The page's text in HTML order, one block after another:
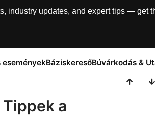
industry updates, and expert tips — get
BáziskeresőBúvárkodás &
a